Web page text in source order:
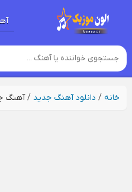
خانه/ دانلود آهنگ جدید /آهنگ